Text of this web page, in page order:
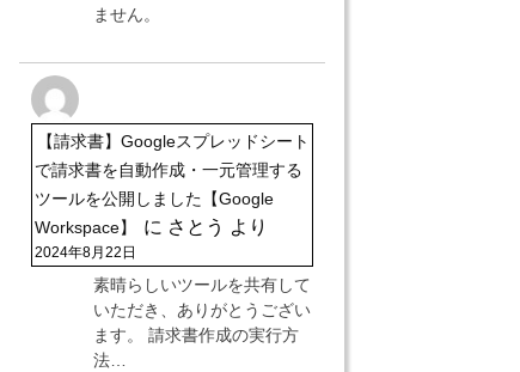
ません。
【請求書】Googleスプレッドシート
で請求書を自動作成・一元管理する
ツールを公開しました【Google
Workspace】
に さとう より
2024年8月22日
素晴らしいツールを共有して
いただき、ありがとうござい
ます。 請求書作成の実行方
法…